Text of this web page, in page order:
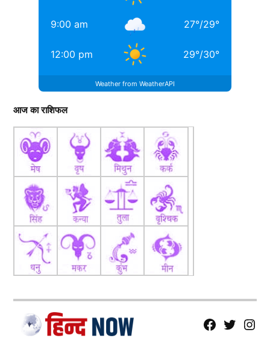
9:00 am 27°/29°
12:00 pm 29°/30°
Weather from WeatherAPI
आज का राशिफल
fb Tw tw